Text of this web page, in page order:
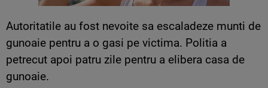
Autoritatile au fost nevoite sa escaladeze munti de
gunoaie pentru a o gasi pe victima. Politia a
petrecut apoi patru zile pentru a elibera casa de
gunoaie.